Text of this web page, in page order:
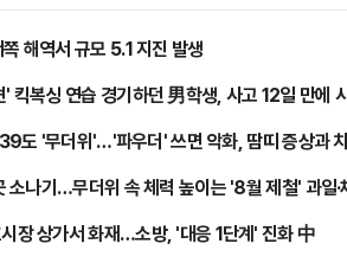
해역서 규모 5.1 지진 발생
킥복싱 연습 경기하던 男학생, 사고 12일 만에
도 '무더위'…'파우더' 쓰면 악화, 땀띠 증상과
소나기…무더위 속 체력 높이는 '8월 제철' 과일·
장 상가서 화재…소방, '대응 1단계' 진화 中